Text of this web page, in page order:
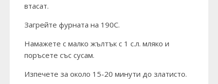
втасат.
Загрейте фурната на 190С.
Намажете с малко жълтък с 1 с.л. мляко и
поръсете със сусам.
Изпечете за около 15-20 минути до златисто.